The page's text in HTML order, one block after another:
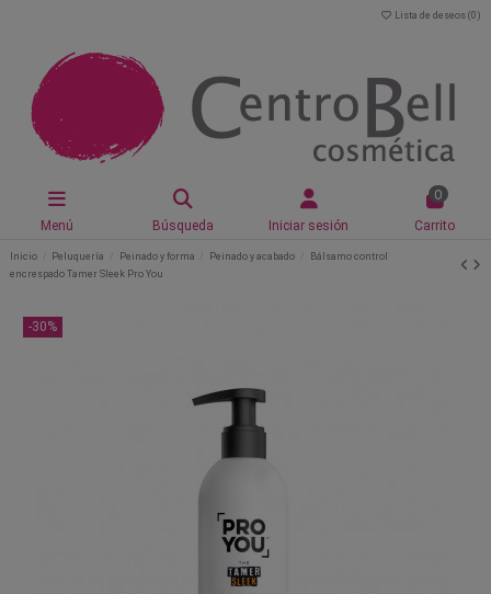
Lista de deseos (0 )
Menú Búsqueda Iniciar sesión
0
Carrito
Inicio Peluquería Peinado y forma Peinado y acabado
Bálsamo control
encrespado Tamer Sleek Pro You
-30%